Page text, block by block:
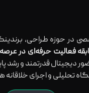
در حوزه طراحی،
قدرتمند و رشد
تحلیلی و اجرای